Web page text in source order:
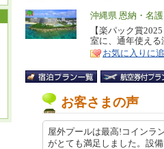
エ
リ
ア
沖縄県 恩納・名
特
徴
【楽パック賞
室に、通年使え
お気に入りに
お客さまの声
屋外プールは最高!コインラ
がとても満足しました。設